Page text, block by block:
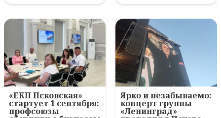
«ЕКП Псковская»
стартует 1 сентября:
профсоюзы
Ярко и незабываемо:
концерт группы
«Ленинград»